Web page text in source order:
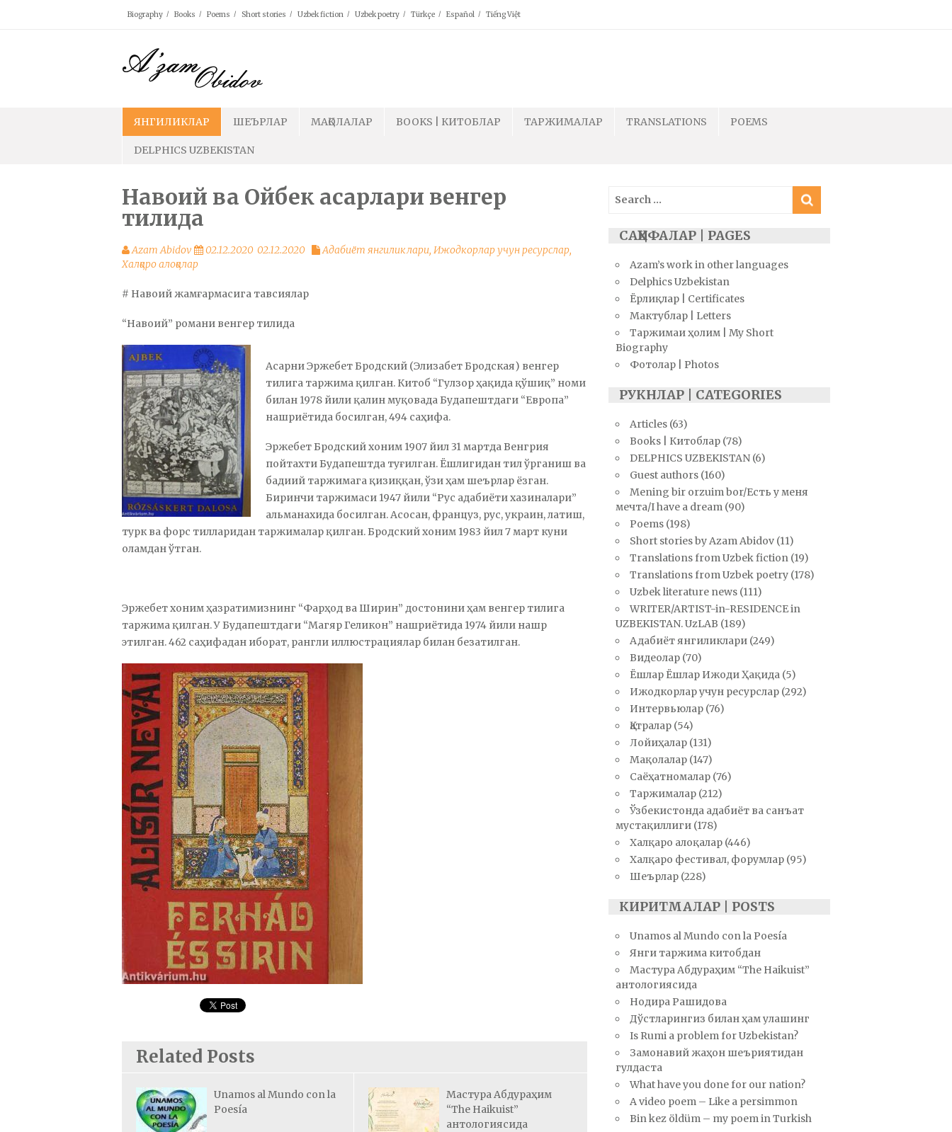
Biography Books Poems Short stories Uzbek fiction Uzbek poetry Türkçe Español Tiếng Việt
ЯНГИЛИКЛАР ШЕЪРЛАР МАҚОЛАЛАР BOOKS | КИТОБЛАР ТАРЖИМАЛАР TRANSLATIONS POEMS
DELPHICS UZBEKISTAN
Навоий ва Ойбек асарлари венгер
тилида
Azam Abidov 02.12.2020 02.12.2020 Адабиёт янгиликлари, Ижодкорлар учун ресурслар,
Халқаро алоқалар
# Навоий жамғармасига тавсиялар
“Навоий” романи венгер тилида
Асарни Эржебет Бродский (Элизабет Бродская) венгер
тилига таржима қилган. Китоб “Гулзор ҳақида қўшиқ” номи
билан 1978 йили қалин муқовада Будапештдаги “Европа”
нашриётида босилган, 494 саҳифа.
Эржебет Бродский хоним 1907 йил 31 мартда Венгрия
пойтахти Будапештда туғилган. Ёшлигидан тил ўрганиш ва
бадиий таржимага қизиққан, ўзи ҳам шеърлар ёзган.
Биринчи таржимаси 1947 йили “Рус адабиёти хазиналари”
альманахида босилган. Асосан, француз, рус, украин, латиш,
турк ва форс тилларидан таржималар қилган. Бродский хоним 1983 йил 7 март куни
оламдан ўтган.
Эржебет хоним ҳазратимизнинг “Фарҳод ва Ширин” достонини ҳам венгер тилига
таржима қилган. У Будапештдаги “Магяр Геликон” нашриётида 1974 йили нашр
этилган. 462 саҳифадан иборат, рангли иллюстрациялар билан безатилган.
Related Posts
Unamos al Mundo con la
Poesía
Мастура Абдураҳим
“The Haikuist”
антологиясида
Search
for:
САҲИФАЛАР | PAGES
Azam’s work in other languages
Delphics Uzbekistan
Ёрлиқлар | Certificates
Мактублар | Letters
Таржимаи ҳолим | My Short
Biography
Фотолар | Photos
РУКНЛАР | CATEGORIES
Articles(63)
Books | Китоблар(78)
DELPHICS UZBEKISTAN(6)
Guest authors(160)
Mening bir orzuim bor/Есть у меня
мечта/I have a dream(90)
Poems(198)
Short stories by Azam Abidov(11)
Translations from Uzbek fiction(19)
Translations from Uzbek poetry(178)
Uzbek literature news(111)
WRITER/ARTIST-in-RESIDENCE in
UZBEKISTAN. UzLAB (189)
Адабиёт янгиликлари(249)
Видеолар(70)
Ёшлар Ёшлар Ижоди Ҳақида(5)
Ижодкорлар учун ресурслар(292)
Интервьюлар(76)
Қатралар(54)
Лойиҳалар(131)
Мақолалар(147)
Саёҳатномалар(76)
Таржималар(212)
Ўзбекистонда адабиёт ва санъат
мустақиллиги(178)
Халқаро алоқалар(446)
Халқаро фестивал, форумлар(95)
Шеърлар(228)
КИРИТМАЛАР | POSTS
Unamos al Mundo con la Poesía
Янги таржима китобдан
Мастура Абдураҳим “The Haikuist”
антологиясида
Нодира Рашидова
Дўстларингиз билан ҳам улашинг
Is Rumi a problem for Uzbekistan?
Замонавий жаҳон шеъриятидан
гулдаста
What have you done for our nation?
A video poem – Like a persimmon
Bin kez öldüm – my poem in Turkish